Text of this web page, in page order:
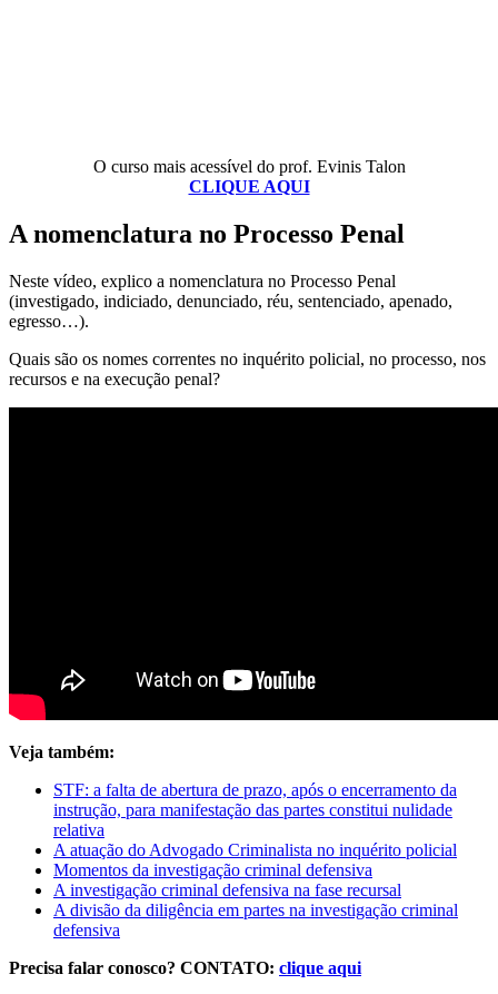
O curso mais acessível do prof. Evinis Talon
CLIQUE AQUI
A nomenclatura no Processo Penal
Neste vídeo, explico a nomenclatura no Processo Penal
(investigado, indiciado, denunciado, réu, sentenciado, apenado,
egresso…).
Quais são os nomes correntes no inquérito policial, no processo, nos
recursos e na execução penal?
Veja também:
STF: a falta de abertura de prazo, após o encerramento da
instrução, para manifestação das partes constitui nulidade
relativa
A atuação do Advogado Criminalista no inquérito policial
Momentos da investigação criminal defensiva
A investigação criminal defensiva na fase recursal
A divisão da diligência em partes na investigação criminal
defensiva
Precisa falar conosco? CONTATO: clique aqui